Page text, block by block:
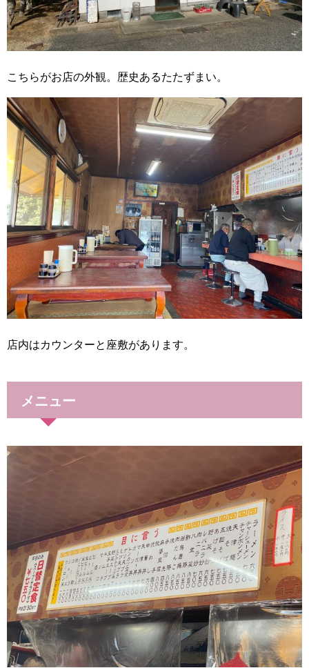
こちらがお店の外観。歴史あるたたずまい。
店内はカウンターと座敷があります。
メニュー